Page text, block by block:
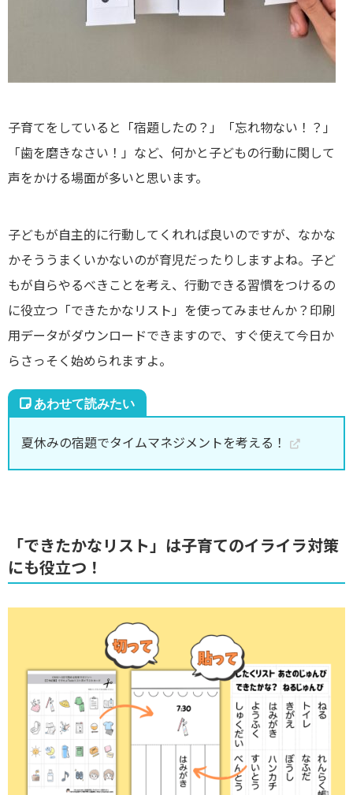
子育てをしていると「宿題したの？」「忘れ物ない！？」
「歯を磨きなさい！」など、何かと子どもの行動に関して
声をかける場面が多いと思います。
子どもが自主的に行動してくれれば良いのですが、なかな
かそううまくいかないのが育児だったりしますよね。子ど
もが自らやるべきことを考え、行動できる習慣をつけるの
に役立つ「できたかなリスト」を使ってみませんか？印刷
用データがダウンロードできますので、すぐ使えて今日か
らさっそく始められますよ。
夏休みの宿題でタイムマネジメントを考える！
「できたかなリスト」は子育てのイライラ対策
にも役立つ！